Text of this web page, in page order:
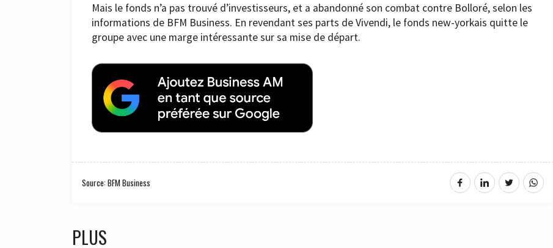
Mais le fonds n’a pas trouvé d’investisseurs, et a abandonné son combat contre Bolloré, selon les
informations de BFM Business. En revendant ses parts de Vivendi, le fonds new-yorkais quitte le
groupe avec une marge intéressante sur sa mise de départ.
Source: BFM Business
PLUS